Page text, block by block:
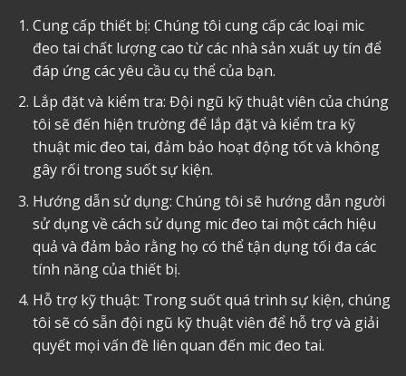
Cung cấp thiết bị: Chúng tôi cung cấp các loại mic
đeo tai chất lượng cao từ các nhà sản xuất uy tín để
đáp ứng các yêu cầu cụ thể của bạn.
Lắp đặt và kiểm tra: Đội ngũ kỹ thuật viên của chúng
tôi sẽ đến hiện trường để lắp đặt và kiểm tra kỹ
thuật mic đeo tai, đảm bảo hoạt động tốt và không
gây rối trong suốt sự kiện.
Hướng dẫn sử dụng: Chúng tôi sẽ hướng dẫn người
sử dụng về cách sử dụng mic đeo tai một cách hiệu
quả và đảm bảo rằng họ có thể tận dụng tối đa các
tính năng của thiết bị.
Hỗ trợ kỹ thuật: Trong suốt quá trình sự kiện, chúng
tôi sẽ có sẵn đội ngũ kỹ thuật viên để hỗ trợ và giải
quyết mọi vấn đề liên quan đến mic đeo tai.